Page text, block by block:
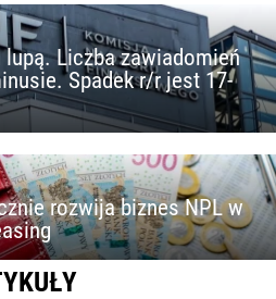
lupą. Liczba zawiadomień
Spadek r/r jest 17-
rozwija biznes NPL w